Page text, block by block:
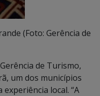
(Foto: Gerência de
de Turismo,
um dos municípios
local. “A